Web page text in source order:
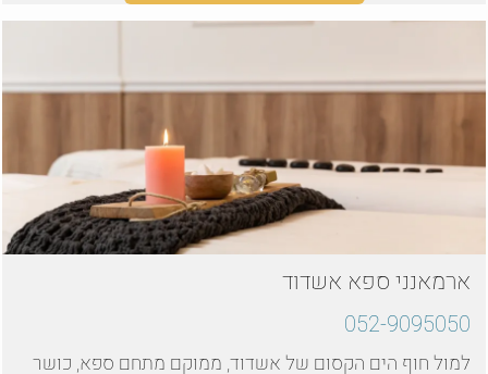
ארמאנני ספא אשדוד
052-9095050
למול חוף הים הקסום של אשדוד, ממוקם מתחם ספא, כושר